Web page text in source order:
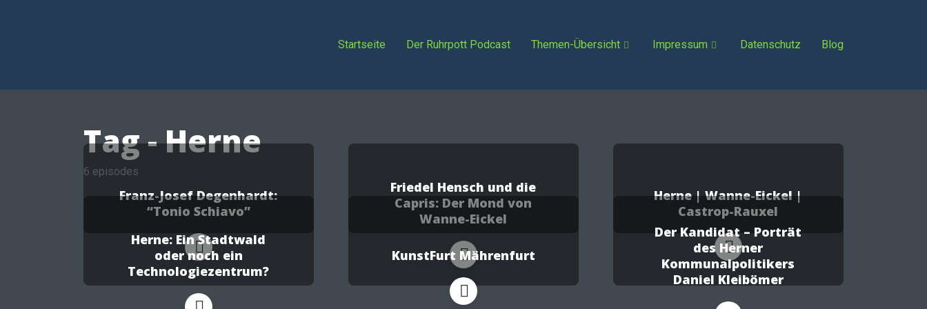
Startseite Der Ruhrpott Podcast Themen-Übersicht Impressum Datenschutz Blog
Tag -Herne
6 episodes
Franz-Josef Degenhardt:
“Tonio Schiavo”
Friedel Hensch und die
Capris: Der Mond von
Wanne-Eickel
Herne | Wanne-Eickel |
Castrop-Rauxel
Herne: Ein Stadtwald
oder noch ein
Technologiezentrum?
KunstFurt Mährenfurt
Der Kandidat – Porträt
des Herner
Kommunalpolitikers
Daniel Kleibömer